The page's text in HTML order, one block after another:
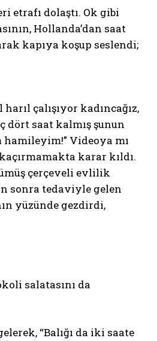
etrafı dolaştı. Ok gibi
Hollanda’dan saat
kapıya koşup seslendi;
çalışıyor kadıncağız,
dört saat kalmış şunun
hamileyim!” Videoya mı
karar kıldı.
çerçeveli evlilik
sonra tedaviyle gelen
yüzünde gezdirdi,
salatasını da
“Balığı da iki saate